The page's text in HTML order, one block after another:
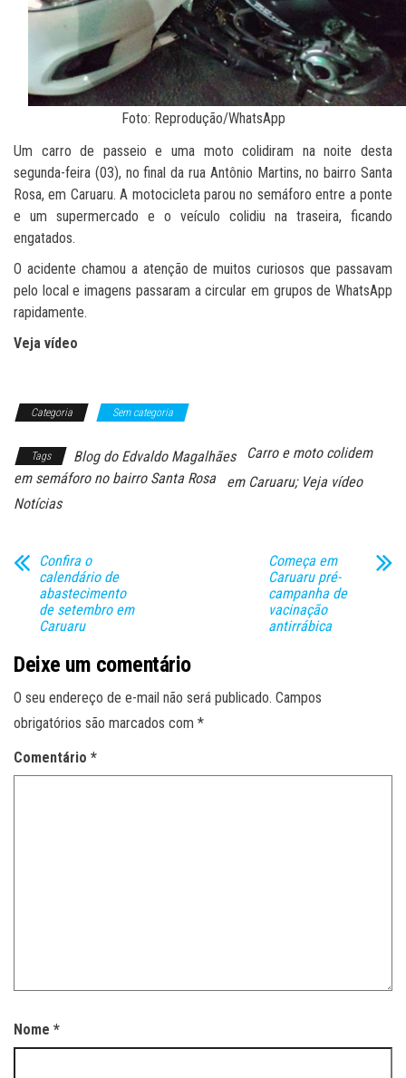
Foto: Reprodução/WhatsApp
Um carro de passeio e uma moto colidiram na noite desta
segunda-feira (03), no final da rua Antônio Martins, no bairro Santa
Rosa, em Caruaru. A motocicleta parou no semáforo entre a ponte
e um supermercado e o veículo colidiu na traseira, ficando
engatados.
O acidente chamou a atenção de muitos curiosos que passavam
pelo local e imagens passaram a circular em grupos de WhatsApp
rapidamente.
Veja vídeo
Categoria Sem categoria
Tags Blog do Edvaldo Magalhães
Carro e moto colidem
em semáforo no bairro Santa Rosa
em Caruaru; Veja vídeo
Notícias
Confira o
calendário de
abastecimento
de setembro em
Caruaru
Começa em
Caruaru pré-
campanha de
vacinação
antirrábica
Deixe um comentário
O seu endereço de e-mail não será publicado. Campos
obrigatórios são marcados com *
Comentário *
Nome *